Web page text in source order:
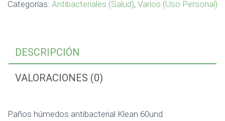
Categorías: Antibacteriales (Salud), Varios (Uso Personal)
DESCRIPCIÓN
VALORACIONES (0)
Paños húmedos antibacterial Klean 60und